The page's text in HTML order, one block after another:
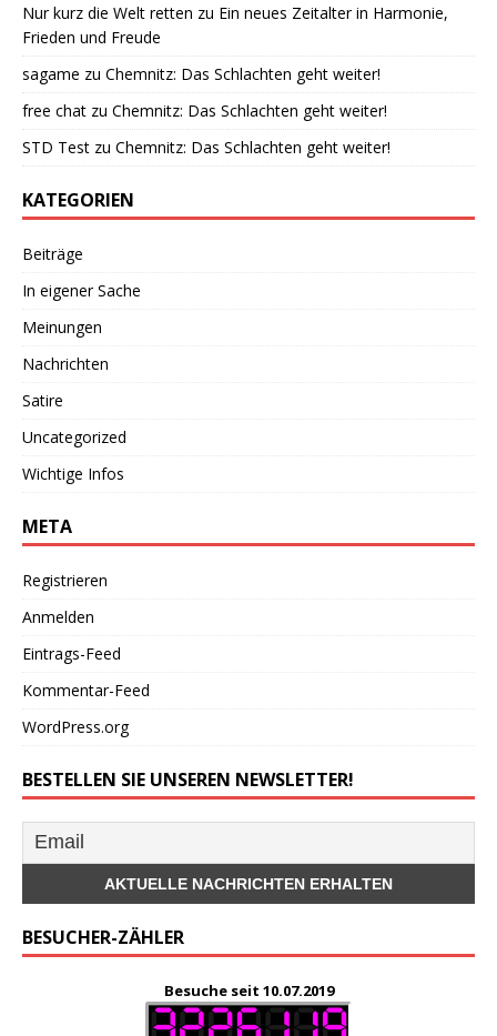
Nur kurz die Welt retten zu Ein neues Zeitalter in Harmonie,
Frieden und Freude
sagame zu Chemnitz: Das Schlachten geht weiter!
free chat zu Chemnitz: Das Schlachten geht weiter!
STD Test zu Chemnitz: Das Schlachten geht weiter!
KATEGORIEN
Beiträge
In eigener Sache
Meinungen
Nachrichten
Satire
Uncategorized
Wichtige Infos
META
Registrieren
Anmelden
Eintrags-Feed
Kommentar-Feed
WordPress.org
BESTELLEN SIE UNSEREN NEWSLETTER!
BESUCHER-ZÄHLER
Besuche seit 10.07.2019